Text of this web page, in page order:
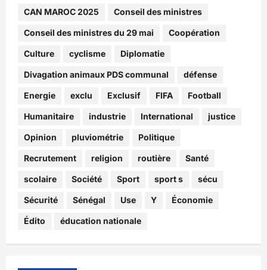
CAN MAROC 2025 Conseil des ministres
Conseil des ministres du 29 mai Coopération
Culture cyclisme Diplomatie
Divagation animaux PDS communal défense
Energie exclu Exclusif FIFA Football
Humanitaire industrie International justice
Opinion pluviométrie Politique
Recrutement religion routière Santé
scolaire Société Sport sport s sécu
Sécurité Sénégal Use Y Économie
Édito éducation nationale